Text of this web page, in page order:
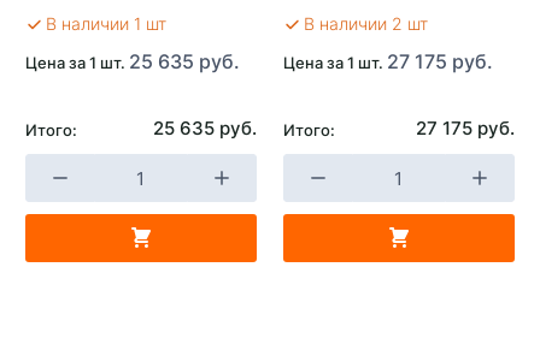
В наличии 1 шт
Цена за 1 шт. 25 635 руб.
Итого: 25 635 руб.
В наличии 2 шт
Цена за 1 шт. 27 175 руб.
Итого: 27 175 руб.